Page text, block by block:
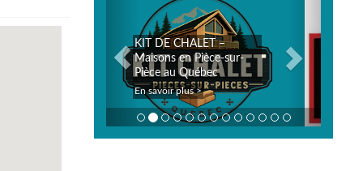
Joe Smoked Meat Matin
Plus, et je vous
recommande vivement!
En savoir plus >